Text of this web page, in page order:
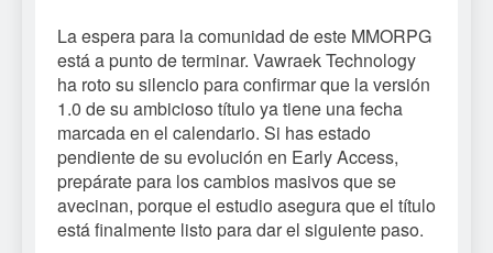
La espera para la comunidad de este MMORPG
está a punto de terminar. Vawraek Technology
ha roto su silencio para confirmar que la versión
1.0 de su ambicioso título ya tiene una fecha
marcada en el calendario. Si has estado
pendiente de su evolución en Early Access,
prepárate para los cambios masivos que se
avecinan, porque el estudio asegura que el título
está finalmente listo para dar el siguiente paso.